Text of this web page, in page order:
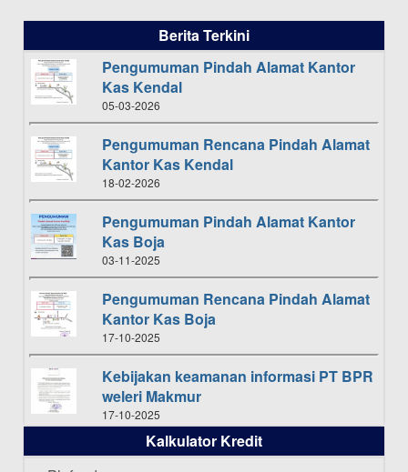
Berita Terkini
Pengumuman Pindah Alamat Kantor
Kas Kendal
05-03-2026
Pengumuman Rencana Pindah Alamat
Kantor Kas Kendal
18-02-2026
Pengumuman Pindah Alamat Kantor
Kas Boja
03-11-2025
Pengumuman Rencana Pindah Alamat
Kantor Kas Boja
17-10-2025
Kebijakan keamanan informasi PT BPR
weleri Makmur
17-10-2025
Daftar Pemenang Undian TAMASHA
Kalkulator Kredit